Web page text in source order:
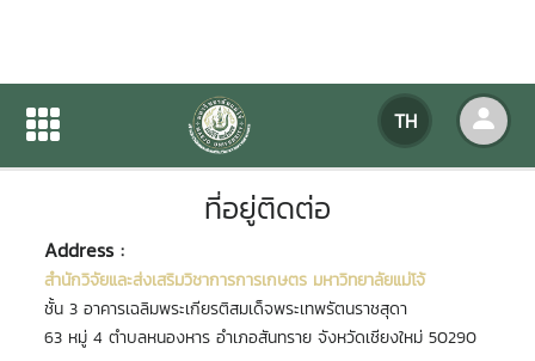
TH
ที่อยู่ติดต่อ
เกี่ยวกับหน่วยงาน ที่อยู่ติดต่อ
ที่อยู่ติดต่อ
Address :
สำนักวิจัยและส่งเสริมวิชาการการเกษตร มหาวิทยาลัยแม่โจ้
ชั้น 3 อาคารเฉลิมพระเกียรติสมเด็จพระเทพรัตนราชสุดา
63 หมู่ 4 ตำบลหนองหาร อำเภอสันทราย จังหวัดเชียงใหม่ 50290